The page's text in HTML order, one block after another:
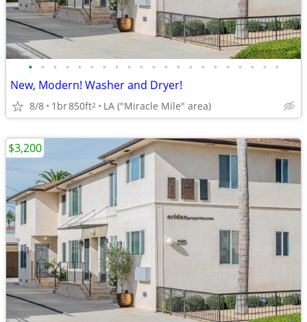
• • • • • • • • • • • • • • • • • • • • •
New, Modern! Washer and Dryer!
8/8 1br850ft2 LA ("Miracle Mile" area)
$3,200